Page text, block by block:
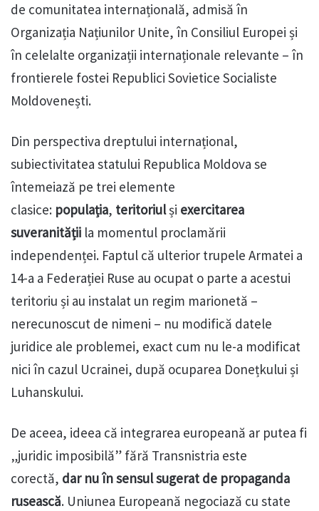
de comunitatea internațională, admisă în
Organizația Națiunilor Unite, în Consiliul Europei și
în celelalte organizații internaționale relevante – în
frontierele fostei Republici Sovietice Socialiste
Moldovenești.
Din perspectiva dreptului internațional,
subiectivitatea statului Republica Moldova se
întemeiază pe trei elemente
clasice: populația, teritoriulși exercitarea
suveranității la momentul proclamării
independenței. Faptul că ulterior trupele Armatei a
14-a a Federației Ruse au ocupat o parte a acestui
teritoriu și au instalat un regim marionetă –
nerecunoscut de nimeni – nu modifică datele
juridice ale problemei, exact cum nu le-a modificat
nici în cazul Ucrainei, după ocuparea Donețkului și
Luhanskului.
De aceea, ideea că integrarea europeană ar putea fi
„juridic imposibilă” fără Transnistria este
corectă, dar nu în sensul sugerat de propaganda
rusească. Uniunea Europeană negociază cu state